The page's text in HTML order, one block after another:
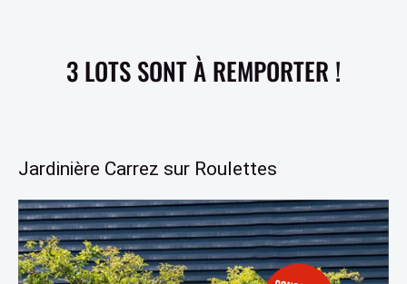
3 LOTS SONT À REMPORTER !
Jardinière Carrez sur Roulettes